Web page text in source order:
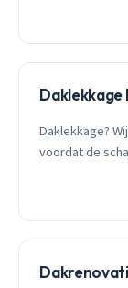
Daklekkage?
voordat de